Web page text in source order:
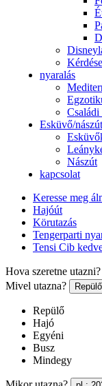
nyaralás
Családi
Esküvő/nászút
Nászút
kapcsolat
Keresse meg
Hajóút
Körutazás
Tengerparti
Tensi Cib
Hova szeretne utazni?
Mivel utazna?
Repülő
Hajó
Egyéni
Busz
Mindegy